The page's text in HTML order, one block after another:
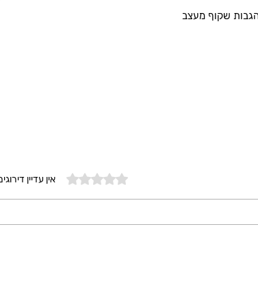
דירוג של 0 מתוך 5 כוכבים אין עדיין